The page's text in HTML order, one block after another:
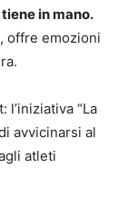
in mano.
offre emozioni
“La
avvicinarsi al
atleti